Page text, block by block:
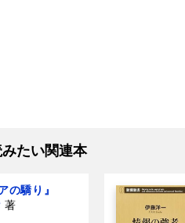
たい関連本
の驕り』
著